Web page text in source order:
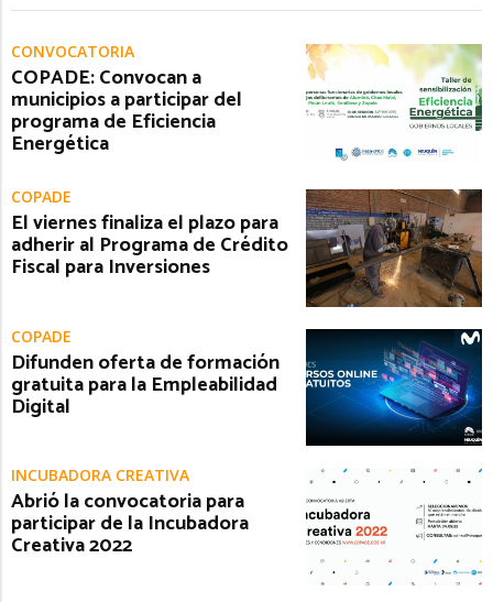
CONVOCATORIA
COPADE: Convocan a
municipios a participar del
programa de Eficiencia
Energética
COPADE
El viernes finaliza el plazo para
adherir al Programa de Crédito
Fiscal para Inversiones
COPADE
Difunden oferta de formación
gratuita para la Empleabilidad
Digital
INCUBADORA CREATIVA
Abrió la convocatoria para
participar de la Incubadora
Creativa 2022